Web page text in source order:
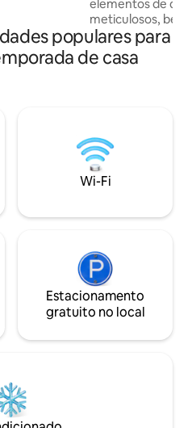
PELO
de
elementos de
meticulosos, bem
comodidades e
das experiências
serem vividas na
sua cozinha
Fogueiras no seu
pores do sol que
experimentados
populares para
de casa
Wi-Fi
Estacionamento
gratuito no local